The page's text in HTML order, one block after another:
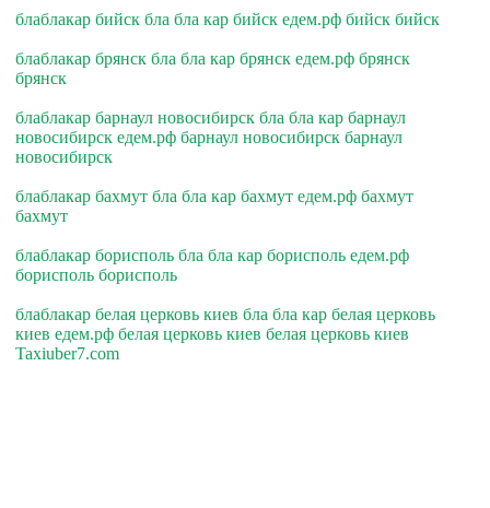
блаблакар бийск бла бла кар бийск едем.рф бийск бийск
блаблакар брянск бла бла кар брянск едем.рф брянск
брянск
блаблакар барнаул новосибирск бла бла кар барнаул
новосибирск едем.рф барнаул новосибирск барнаул
новосибирск
блаблакар бахмут бла бла кар бахмут едем.рф бахмут
бахмут
блаблакар борисполь бла бла кар борисполь едем.рф
борисполь борисполь
блаблакар белая церковь киев бла бла кар белая церковь
киев едем.рф белая церковь киев белая церковь киев
Taxiuber7.com